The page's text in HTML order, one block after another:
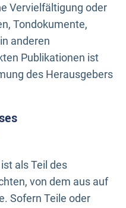
Vervielfältigung oder
Tondokumente,
anderen
Publikationen ist
des Herausgebers
als Teil des
von dem aus auf
Sofern Teile oder